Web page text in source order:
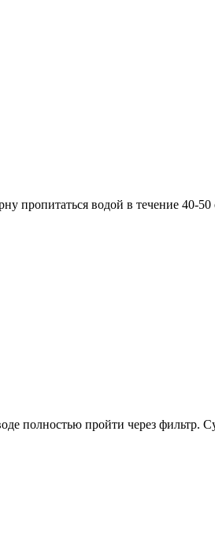
пропитаться водой в течение 40-50
полностью пройти через фильтр.